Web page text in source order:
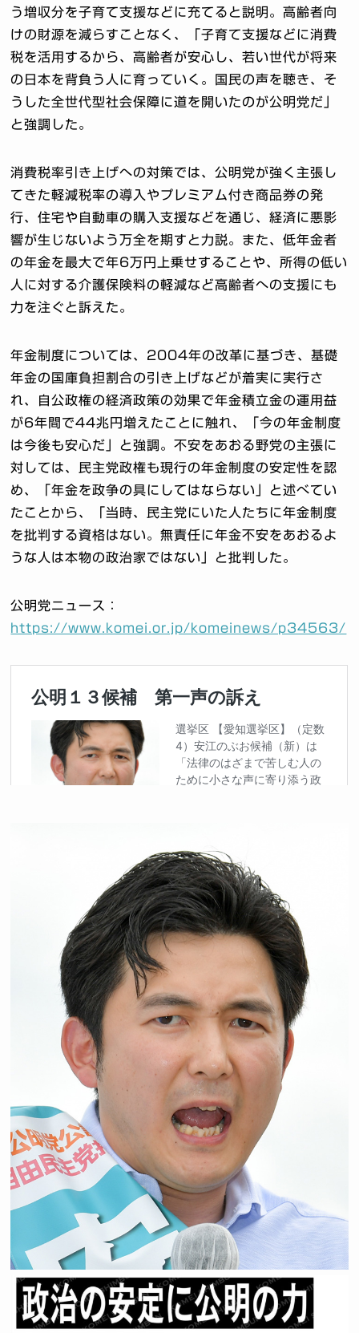
う増収分を子育て支援などに充てると説明。高齢者向
けの財源を減らすことなく、「子育て支援などに消費
税を活用するから、高齢者が安心し、若い世代が将来
の日本を背負う人に育っていく。国民の声を聴き、そ
うした全世代型社会保障に道を開いたのが公明党だ」
と強調した。
消費税率引き上げへの対策では、公明党が強く主張し
てきた軽減税率の導入やプレミアム付き商品券の発
行、住宅や自動車の購入支援などを通じ、経済に悪影
響が生じないよう万全を期すと力説。また、低年金者
の年金を最大で年6万円上乗せすることや、所得の低い
人に対する介護保険料の軽減など高齢者への支援にも
力を注ぐと訴えた。
年金制度については、2004年の改革に基づき、基礎
年金の国庫負担割合の引き上げなどが着実に実行さ
れ、自公政権の経済政策の効果で年金積立金の運用益
が6年間で44兆円増えたことに触れ、「今の年金制度
は今後も安心だ」と強調。不安をあおる野党の主張に
対しては、民主党政権も現行の年金制度の安定性を認
め、「年金を政争の具にしてはならない」と述べてい
たことから、「当時、民主党にいた人たちに年金制度
を批判する資格はない。無責任に年金不安をあおるよ
うな人は本物の政治家ではない」と批判した。
公明党ニュース：
https://www.komei.or.jp/komeinews/p34563/